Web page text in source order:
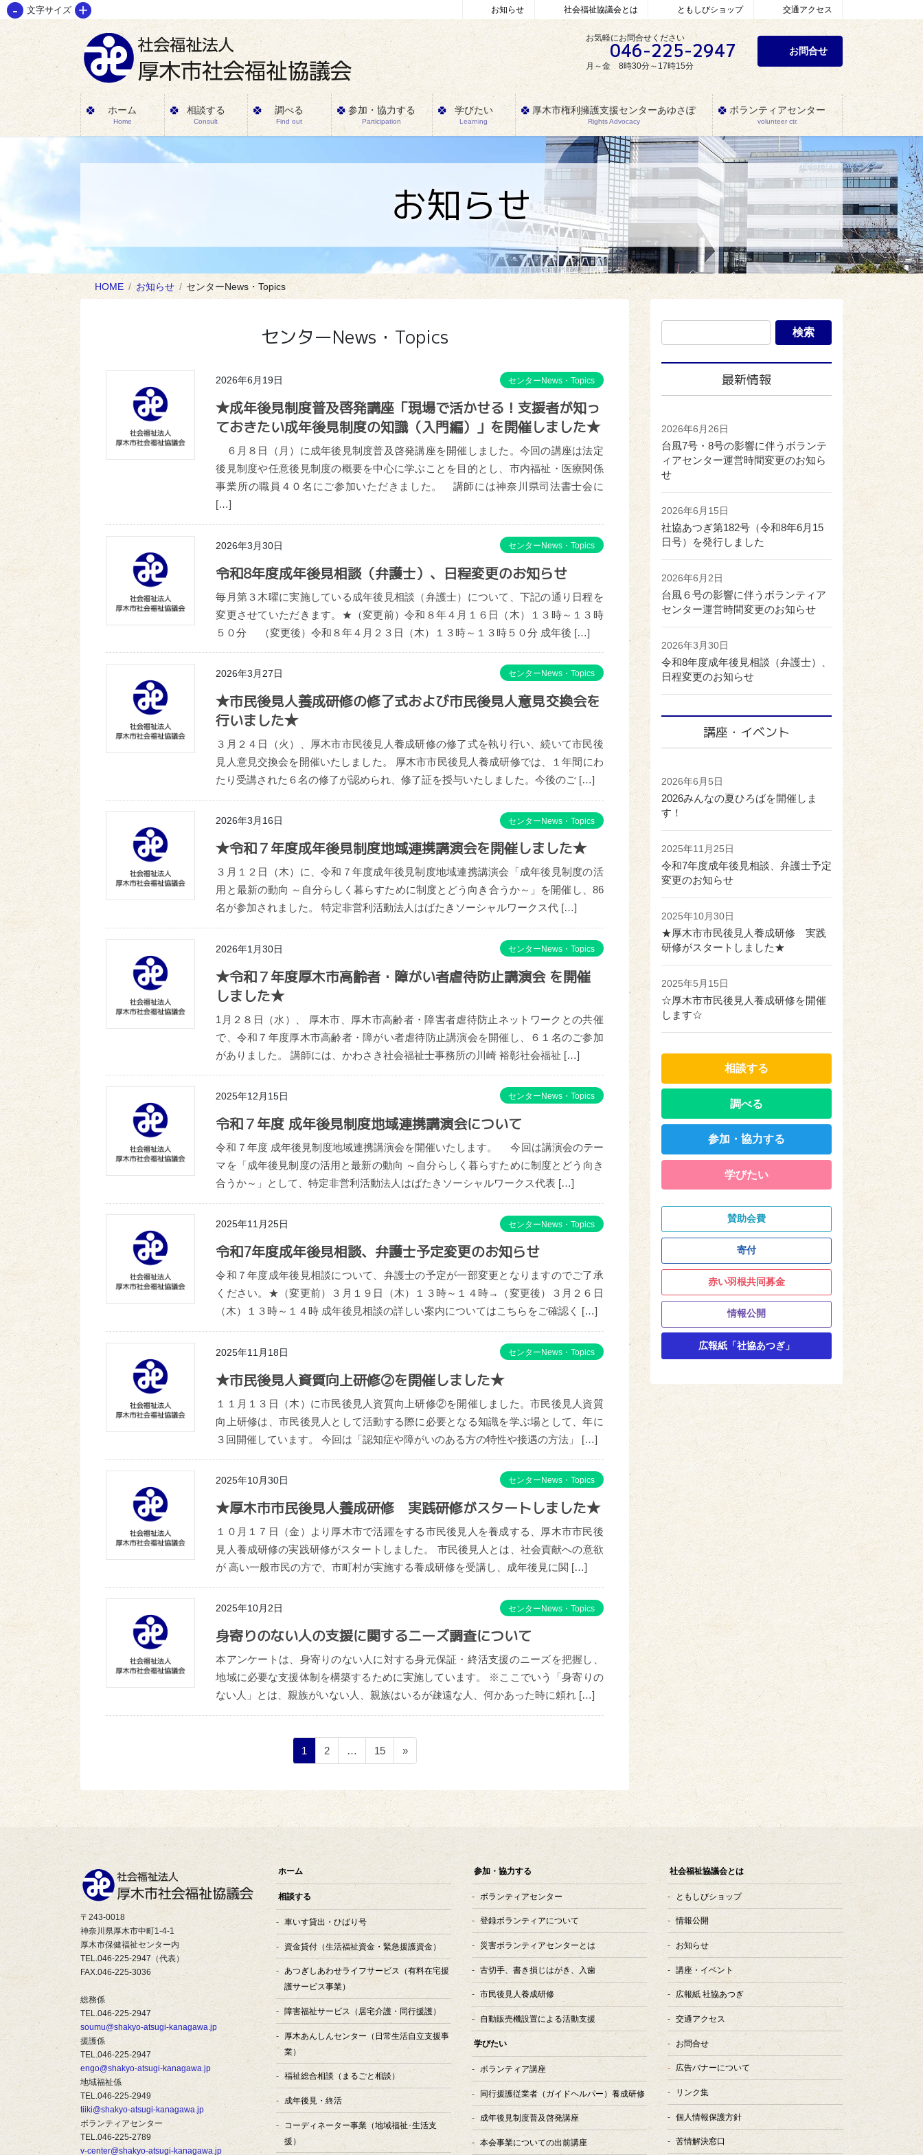
コ
ツ
移
ナ
シ
ン
お知らせ 社会福祉協議会とは ともしびショップ 交通アクセス
お気軽にお問合せください
046-225-2947
月～金 8時30分～17時15分
お問合せ
ホーム
Home
相談する
Consult
調べる
Find out
参加・協力する
Participation
学びたい
Learning
厚木市権利擁護支援センターあゆさぽ
Rights Advocacy
ボランティアセンター
volunteer ctr.
お知らせ
HOME お知らせ センターNews・Topics
センターNews・Topics
2026年6月19日 センターNews・Topics
★成年後見制度普及啓発講座「現場で活かせる！支援者が知っ
ておきたい成年後見制度の知識（入門編）」を開催しました★
６月８日（月）に成年後見制度普及啓発講座を開催しました。今回の講座は法定
後見制度や任意後見制度の概要を中心に学ぶことを目的とし、市内福祉・医療関係
事業所の職員４０名にご参加いただきました。 講師には神奈川県司法書士会に
[…]
2026年3月30日 センターNews・Topics
令和8年度成年後見相談（弁護士）、日程変更のお知らせ
毎月第３木曜に実施している成年後見相談（弁護士）について、下記の通り日程を
変更させていただきます。★（変更前）令和８年４月１６日（木）１３時～１３時
５０分 （変更後）令和８年４月２３日（木）１３時～１３時５０分 成年後 […]
2026年3月27日 センターNews・Topics
★市民後見人養成研修の修了式および市民後見人意見交換会を
行いました★
３月２４日（火）、厚木市市民後見人養成研修の修了式を執り行い、続いて市民後
見人意見交換会を開催いたしました。 厚木市市民後見人養成研修では、１年間にわ
たり受講された６名の修了が認められ、修了証を授与いたしました。今後のご […]
2026年3月16日 センターNews・Topics
★令和７年度成年後見制度地域連携講演会を開催しました★
３月１２日（木）に、令和７年度成年後見制度地域連携講演会「成年後見制度の活
用と最新の動向 ～自分らしく暮らすために制度とどう向き合うか～」を開催し、86
名が参加されました。 特定非営利活動法人はばたきソーシャルワークス代 […]
2026年1月30日 センターNews・Topics
★令和７年度厚木市高齢者・障がい者虐待防止講演会 を開催
しました★
1月２８日（水）、 厚木市、厚木市高齢者・障害者虐待防止ネットワークとの共催
で、令和７年度厚木市高齢者・障がい者虐待防止講演会を開催し、６１名のご参加
がありました。 講師には、かわさき社会福祉士事務所の川崎 裕彰社会福祉 […]
2025年12月15日 センターNews・Topics
令和７年度 成年後見制度地域連携講演会について
令和７年度 成年後見制度地域連携講演会を開催いたします。 今回は講演会のテー
マを「成年後見制度の活用と最新の動向 ～自分らしく暮らすために制度とどう向き
合うか～」として、特定非営利活動法人はばたきソーシャルワークス代表 […]
2025年11月25日 センターNews・Topics
令和7年度成年後見相談、弁護士予定変更のお知らせ
令和７年度成年後見相談について、弁護士の予定が一部変更となりますのでご了承
ください。★（変更前）３月１９日（木）１３時～１４時→（変更後）３月２６日
（木）１３時～１４時 成年後見相談の詳しい案内についてはこちらをご確認く […]
2025年11月18日 センターNews・Topics
★市民後見人資質向上研修②を開催しました★
１１月１３日（木）に市民後見人資質向上研修②を開催しました。市民後見人資質
向上研修は、市民後見人として活動する際に必要となる知識を学ぶ場として、年に
３回開催しています。 今回は「認知症や障がいのある方の特性や接遇の方法」 […]
2025年10月30日 センターNews・Topics
★厚木市市民後見人養成研修 実践研修がスタートしました★
１０月１７日（金）より厚木市で活躍をする市民後見人を養成する、厚木市市民後
見人養成研修の実践研修がスタートしました。 市民後見人とは、社会貢献への意欲
が 高い一般市民の方で、市町村が実施する養成研修を受講し、成年後見に関 […]
2025年10月2日 センターNews・Topics
身寄りのない人の支援に関するニーズ調査について
本アンケートは、身寄りのない人に対する身元保証・終活支援のニーズを把握し、
地域に必要な支援体制を構築するために実施しています。 ※ここでいう「身寄りの
ない人」とは、親族がいない人、親族はいるが疎遠な人、何かあった時に頼れ […]
の
ペ
ジ
送
り
ペ
ー
1
ペ
ー
2 …
ペ
ー
15 »
最新情報
2026年6月26日
台風7号・8号の影響に伴うボランテ
ィアセンター運営時間変更のお知ら
せ
2026年6月15日
社協あつぎ第182号（令和8年6月15
日号）を発行しました
2026年6月2日
台風６号の影響に伴うボランティア
センター運営時間変更のお知らせ
2026年3月30日
令和8年度成年後見相談（弁護士）、
日程変更のお知らせ
講座・イベント
2026年6月5日
2026みんなの夏ひろばを開催しま
す！
2025年11月25日
令和7年度成年後見相談、弁護士予定
変更のお知らせ
2025年10月30日
★厚木市市民後見人養成研修 実践
研修がスタートしました★
2025年5月15日
☆厚木市市民後見人養成研修を開催
します☆
相談する
調べる
参加・協力する
学びたい
賛助会費
寄付
赤い羽根共同募金
情報公開
広報紙「社協あつぎ」
〒243-0018
神奈川県厚木市中町1-4-1
厚木市保健福祉センター内
TEL.046-225-2947（代表）
FAX.046-225-3036
総務係
TEL.046-225-2947
soumu@shakyo-atsugi-kanagawa.jp
援護係
TEL.046-225-2947
engo@shakyo-atsugi-kanagawa.jp
地域福祉係
TEL.046-225-2949
tiiki@shakyo-atsugi-kanagawa.jp
ボランティアセンター
TEL.046-225-2789
v-center@shakyo-atsugi-kanagawa.jp
ホーム
相談する
車いす貸出・ひばり号
資金貸付（生活福祉資金・緊急援護資金）
あつぎしあわせライフサービス
（有料在宅援
護サービス事業）
障害福祉サービス （居宅介護・同行援護）
厚木あんしんセンター （日常生活自立支援事
業）
福祉総合相談 （まるごと相談）
成年後見・終活
コーディネーター事業（地域福祉･生活支
援）
参加・協力する
ボランティアセンター
登録ボランティアについて
災害ボランティアセンターとは
古切手、書き損じはがき、入歯
市民後見人養成研修
自動販売機設置による活動支援
学びたい
ボランティア講座
同行援護従業者（ガイドヘルパー）養成研修
成年後見制度普及啓発講座
本会事業についての出前講座
社会福祉協議会とは
ともしびショップ
情報公開
お知らせ
講座・イベント
広報紙 社協あつぎ
交通アクセス
お問合せ
広告バナーについて
リンク集
個人情報保護方針
苦情解決窓口
- 文字サイズ +